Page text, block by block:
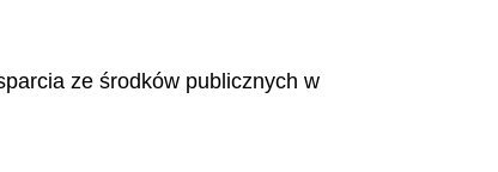
ze środków publicznych w